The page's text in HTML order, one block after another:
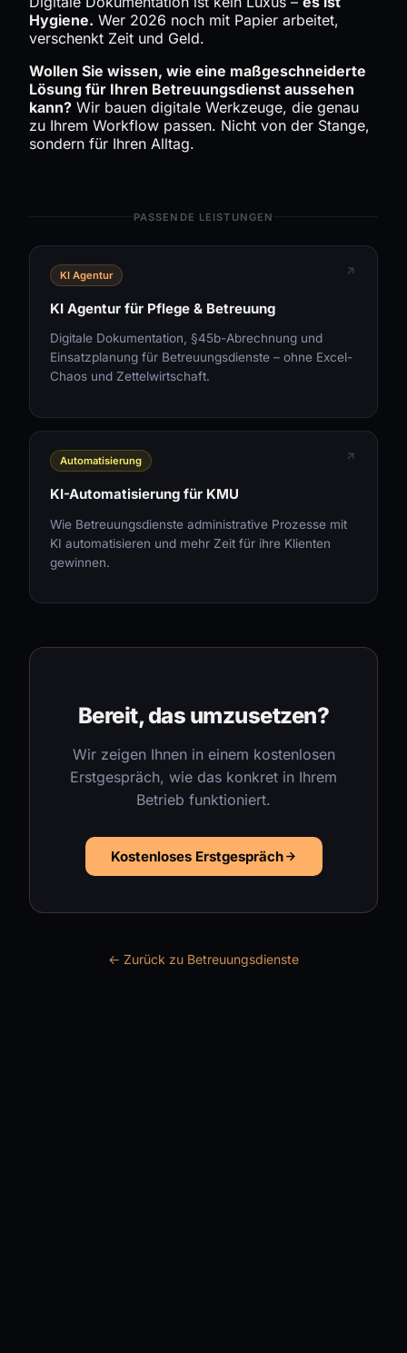
Hygiene. Wer 2026 noch mit Papier arbeitet,
verschenkt Zeit und Geld.
Wollen Sie wissen, wie eine maßgeschneiderte
Lösung für Ihren Betreuungsdienst aussehen
kann? Wir bauen digitale Werkzeuge, die genau
zu Ihrem Workflow passen. Nicht von der Stange,
sondern für Ihren Alltag.
PASSENDE LEISTUNGEN
KI Agentur
KI Agentur für Pflege & Betreuung
Digitale Dokumentation, §45b-Abrechnung und
Einsatzplanung für Betreuungsdienste – ohne Excel-
Chaos und Zettelwirtschaft.
Automatisierung
KI-Automatisierung für KMU
Wie Betreuungsdienste administrative Prozesse mit
KI automatisieren und mehr Zeit für ihre Klienten
gewinnen.
Bereit, das umzusetzen?
Wir zeigen Ihnen in einem kostenlosen
Erstgespräch, wie das konkret in Ihrem
Betrieb funktioniert.
Kostenloses Erstgespräch
← Zurück zu Betreuungsdienste